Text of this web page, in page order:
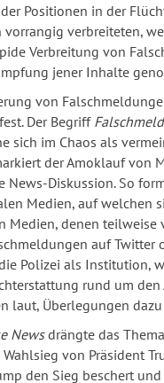
Positionen in der
verbreiteten,
Verbreitung von
jener Inhalte
von
Der Begriff
sich im Chaos als
der Amoklauf von
News-Diskussion. So
Medien, auf welchen
Medien, denen
auf Twitter
Polizei als Institution,
rund um
laut, Überlegungen
Newsdrängte das
von Präsident
den Sieg beschert